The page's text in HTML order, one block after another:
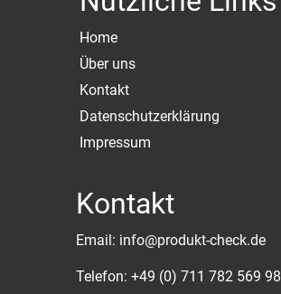
Home
Über uns
Kontakt
Datenschutzerklärung
Impressum
Kontakt
Email: info@produkt-check.de
Telefon: +49 (0) 711 782 569 98